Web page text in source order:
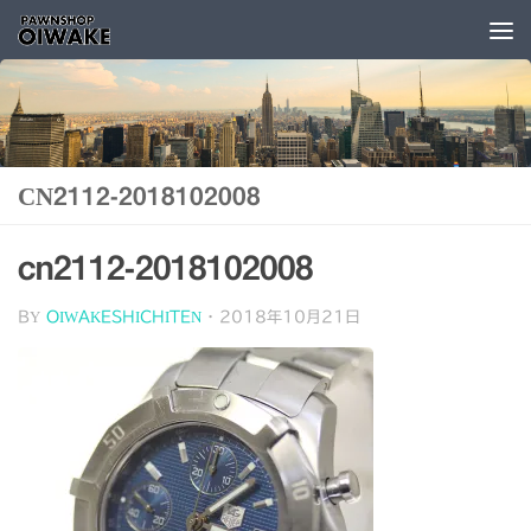
コンテンツへスキップ
CN2112-2018102008
cn2112-2018102008
BY OIWAKESHICHITEN · 2018年10月21日